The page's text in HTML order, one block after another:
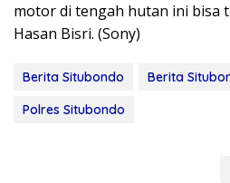
motor di tengah hutan ini bisa
Hasan Bisri. (Sony)
Berita Situbondo
Berita
Polres Situbondo